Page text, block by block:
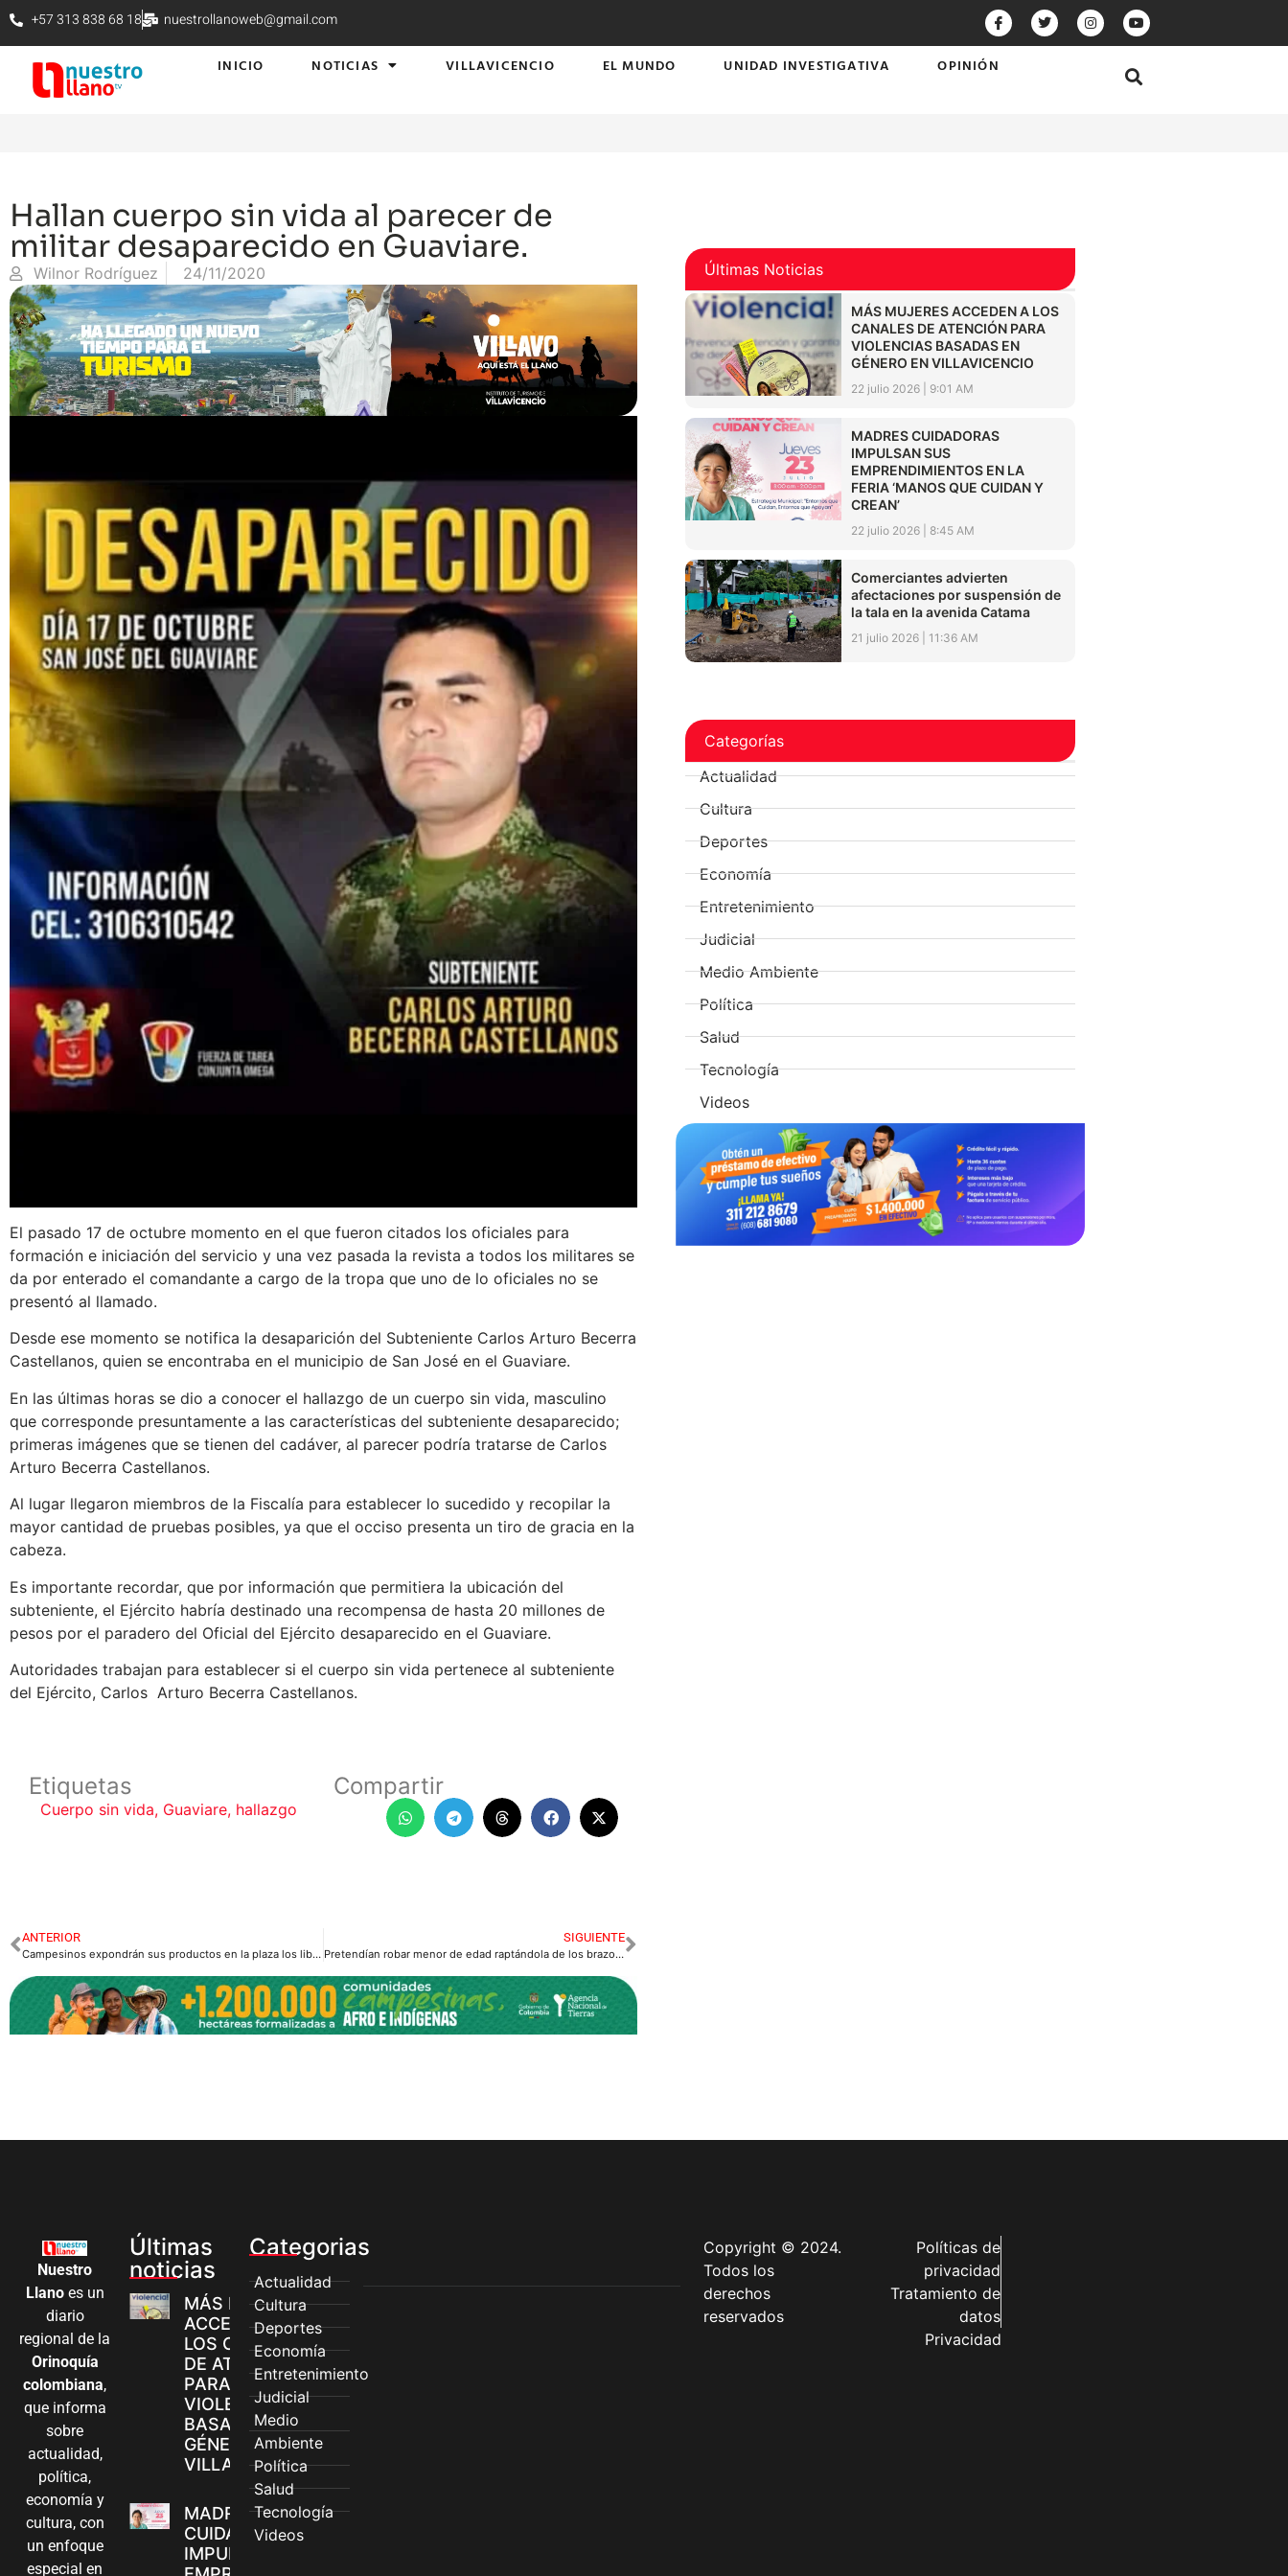
+57 313 838 68 18 nuestrollanoweb@gmail.com
INICIO NOTICIAS VILLAVICENCIO EL MUNDO UNIDAD INVESTIGATIVA OPINIÓN
Hallan cuerpo sin vida al parecer de
militar desaparecido en Guaviare.
Wilnor Rodríguez 24/11/2020
El pasado 17 de octubre momento en el que fueron citados los oficiales para
formación e iniciación del servicio y una vez pasada la revista a todos los militares se
da por enterado el comandante a cargo de la tropa que uno de lo oficiales no se
presentó al llamado.
Desde ese momento se notifica la desaparición del Subteniente Carlos Arturo Becerra
Castellanos, quien se encontraba en el municipio de San José en el Guaviare.
En las últimas horas se dio a conocer el hallazgo de un cuerpo sin vida, masculino
que corresponde presuntamente a las características del subteniente desaparecido;
primeras imágenes que se tienen del cadáver, al parecer podría tratarse de Carlos
Arturo Becerra Castellanos.
Al lugar llegaron miembros de la Fiscalía para establecer lo sucedido y recopilar la
mayor cantidad de pruebas posibles, ya que el occiso presenta un tiro de gracia en la
cabeza.
Es importante recordar, que por información que permitiera la ubicación del
subteniente, el Ejército habría destinado una recompensa de hasta 20 millones de
pesos por el paradero del Oficial del Ejército desaparecido en el Guaviare.
Autoridades trabajan para establecer si el cuerpo sin vida pertenece al subteniente
del Ejército, Carlos Arturo Becerra Castellanos.
Etiquetas
Cuerpo sin vida, Guaviare, hallazgo
Compartir
ANTERIOR
Campesinos expondrán sus productos en la plaza los libertadores.
SIGUIENTE
Pretendían robar menor de edad raptándola de los brazos de su mamá en Villavicencio.
Últimas Noticias
MÁS MUJERES ACCEDEN A LOS
CANALES DE ATENCIÓN PARA
VIOLENCIAS BASADAS EN
GÉNERO EN VILLAVICENCIO
22 julio 2026 9:01 AM
MADRES CUIDADORAS
IMPULSAN SUS
EMPRENDIMIENTOS EN LA
FERIA ‘MANOS QUE CUIDAN Y
CREAN’
22 julio 2026 8:45 AM
Comerciantes advierten
afectaciones por suspensión de
la tala en la avenida Catama
21 julio 2026 11:36 AM
Categorías
Actualidad
Cultura
Deportes
Economía
Entretenimiento
Judicial
Medio Ambiente
Política
Salud
Tecnología
Videos
Nuestro
Llanoes un
diario
regional de la
Orinoquía
colombiana,
que informa
sobre
actualidad,
política,
economía y
cultura, con
un enfoque
especial en
Últimas
noticias
MÁS MUJERES
ACCEDEN A
LOS CANALES
DE ATENCIÓN
PARA
VIOLENCIAS
BASADAS EN
GÉNERO EN
VILLAVICENCIO
MADRES
CUIDADORAS
IMPULSAN SUS
Categorias
Actualidad
Cultura
Deportes
Economía
Entretenimiento
Judicial
Medio
Ambiente
Política
Salud
Tecnología
Videos
Copyright © 2024.
Todos los
derechos
reservados
Políticas de
privacidad
Tratamiento de
datos
Privacidad